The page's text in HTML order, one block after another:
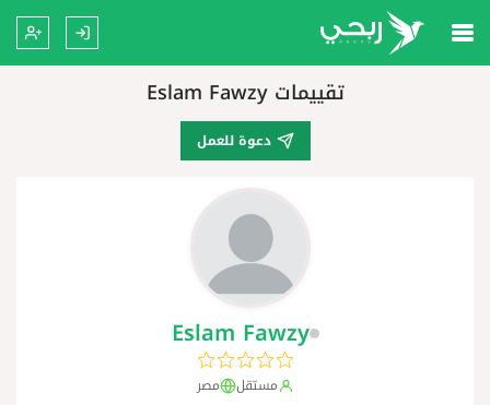
تقييمات Eslam Fawzy
دعوة للعمل
Eslam Fawzy
مستقل مصر